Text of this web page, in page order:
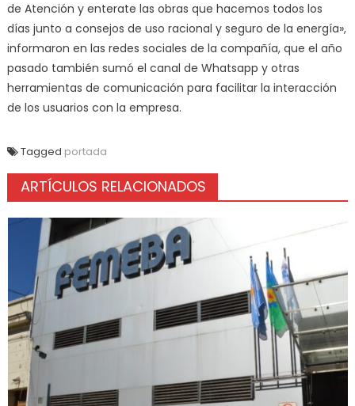
de Atención y enterate las obras que hacemos todos los
días junto a consejos de uso racional y seguro de la energía»,
informaron en las redes sociales de la compañía, que el año
pasado también sumó el canal de Whatsapp y otras
herramientas de comunicación para facilitar la interacción
de los usuarios con la empresa.
Tagged portada
ARTÍCULOS RELACIONADOS